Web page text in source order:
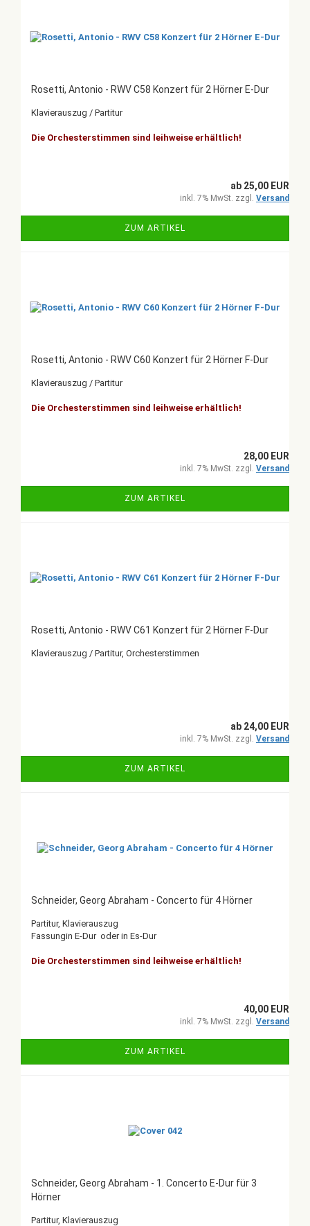
Rosetti, Antonio - RWV C58 Konzert für 2 Hörner E-Dur
Klavierauszug / Partitur
Die Orchesterstimmen sind leihweise erhältlich!
ab 25,00 EUR
inkl. 7% MwSt. zzgl. Versand
ZUM ARTIKEL
Rosetti, Antonio - RWV C60 Konzert für 2 Hörner F-Dur
Klavierauszug / Partitur
Die Orchesterstimmen sind leihweise erhältlich!
28,00 EUR
inkl. 7% MwSt. zzgl. Versand
ZUM ARTIKEL
Rosetti, Antonio - RWV C61 Konzert für 2 Hörner F-Dur
Klavierauszug / Partitur, Orchesterstimmen
ab 24,00 EUR
inkl. 7% MwSt. zzgl. Versand
ZUM ARTIKEL
Schneider, Georg Abraham - Concerto für 4 Hörner
Partitur, Klavierauszug
Fassungin E-Dur oder in Es-Dur
Die Orchesterstimmen sind leihweise erhältlich!
40,00 EUR
inkl. 7% MwSt. zzgl. Versand
ZUM ARTIKEL
Schneider, Georg Abraham - 1. Concerto E-Dur für 3
Hörner
Partitur, Klavierauszug